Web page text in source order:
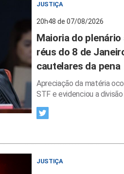
JUSTIÇA
20h48 de 07/08/2026
Maioria do
réus do 8 de
cautelares da pena
Apreciação da matéria
STF e evidenciou a
JUSTIÇA